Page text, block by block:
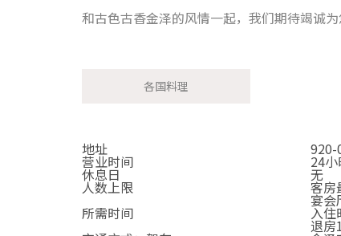
和古色古香金泽的风情一起，我们期待竭诚为
各国料理
地址 920-
营业时间 24小
休息日 无
人数上限 客房
宴
所需时间 入住
退房